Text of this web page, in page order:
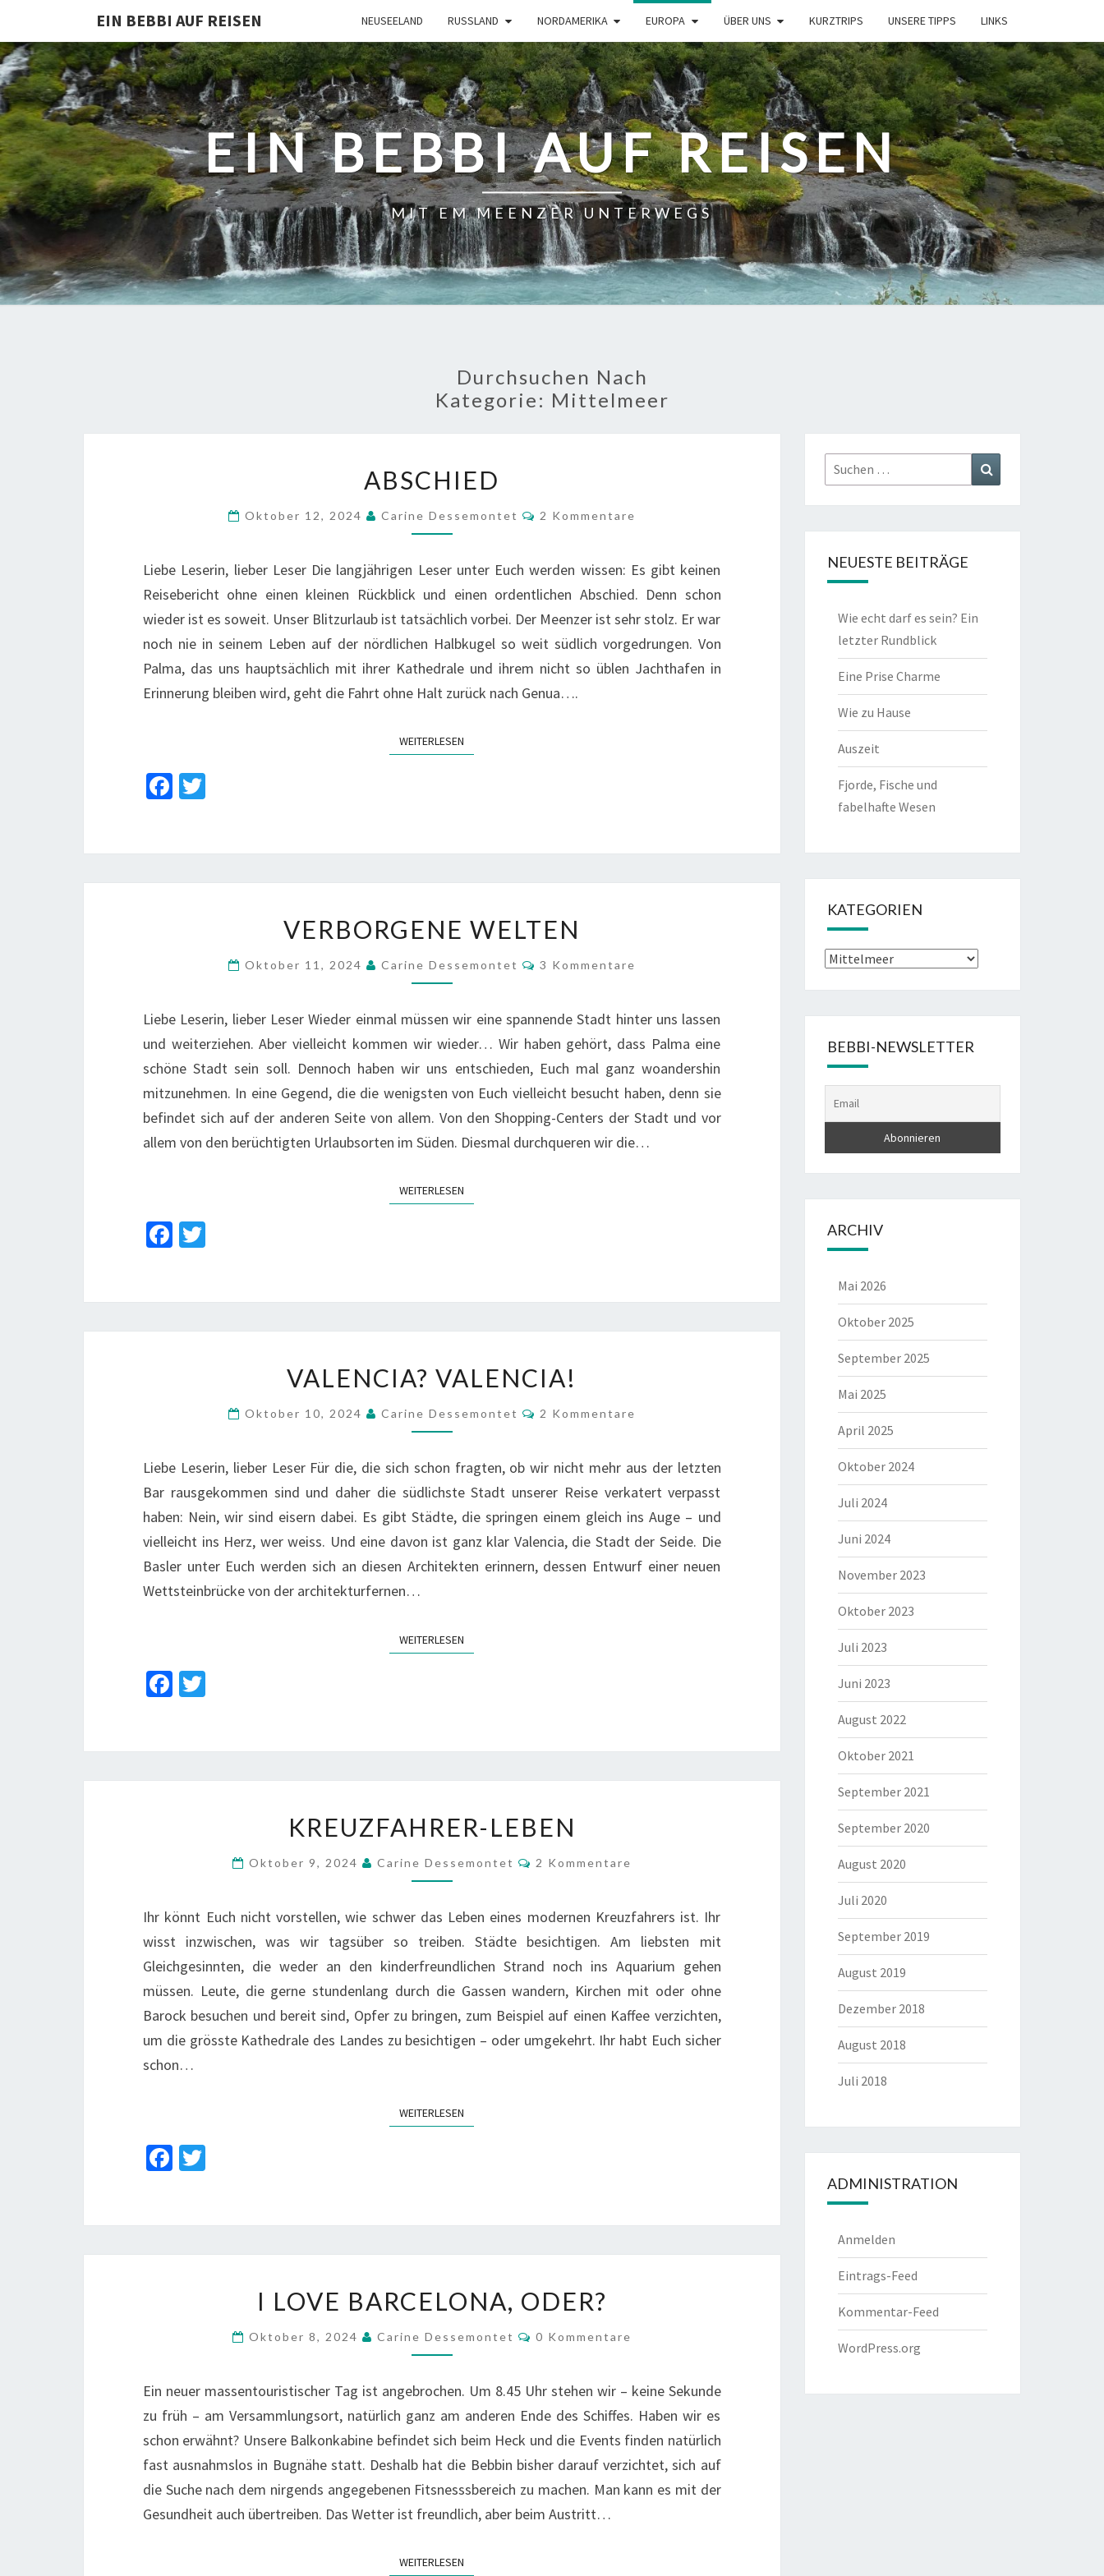
EIN BEBBI AUF REISEN NEUSEELAND RUSSLAND NORDAMERIKA EUROPA ÜBER UNS KURZTRIPS UNSERE TIPPS LINKS
EIN BEBBI AUF REISEN
MIT EM MEENZER UNTERWEGS
Durchsuchen Nach
Kategorie: Mittelmeer
ABSCHIED
Oktober 12, 2024 Carine Dessemontet Kommentare
2 Kommentare
Liebe Leserin, lieber Leser Die langjährigen Leser unter Euch werden wissen: Es gibt keinen
Reisebericht ohne einen kleinen Rückblick und einen ordentlichen Abschied. Denn schon
wieder ist es soweit. Unser Blitzurlaub ist tatsächlich vorbei. Der Meenzer ist sehr stolz. Er war
noch nie in seinem Leben auf der nördlichen Halbkugel so weit südlich vorgedrungen. Von
Palma, das uns hauptsächlich mit ihrer Kathedrale und ihrem nicht so üblen Jachthafen in
Erinnerung bleiben wird, geht die Fahrt ohne Halt zurück nach Genua….
WEITERLESEN
Fa
o
o
er
WELTEN
VERBORGENE WELTEN
Oktober 11, 2024 Carine Dessemontet Kommentare
3 Kommentare
Liebe Leserin, lieber Leser Wieder einmal müssen wir eine spannende Stadt hinter uns lassen
und weiterziehen. Aber vielleicht kommen wir wieder… Wir haben gehört, dass Palma eine
schöne Stadt sein soll. Dennoch haben wir uns entschieden, Euch mal ganz woandershin
mitzunehmen. In eine Gegend, die die wenigsten von Euch vielleicht besucht haben, denn sie
befindet sich auf der anderen Seite von allem. Von den Shopping-Centers der Stadt und vor
allem von den berüchtigten Urlaubsorten im Süden. Diesmal durchqueren wir die…
WEITERLESEN
Fa
o
VALENCIA!
VALENCIA? VALENCIA!
Oktober 10, 2024 Carine Dessemontet Kommentare
2 Kommentare
Liebe Leserin, lieber Leser Für die, die sich schon fragten, ob wir nicht mehr aus der letzten
Bar rausgekommen sind und daher die südlichste Stadt unserer Reise verkatert verpasst
haben: Nein, wir sind eisern dabei. Es gibt Städte, die springen einem gleich ins Auge – und
vielleicht ins Herz, wer weiss. Und eine davon ist ganz klar Valencia, die Stadt der Seide. Die
Basler unter Euch werden sich an diesen Architekten erinnern, dessen Entwurf einer neuen
Wettsteinbrücke von der architekturfernen…
WEITERLESEN
Fa
o
LEBEN
KREUZFAHRER-LEBEN
Oktober 9, 2024 Carine Dessemontet Kommentare
2 Kommentare
Ihr könnt Euch nicht vorstellen, wie schwer das Leben eines modernen Kreuzfahrers ist. Ihr
wisst inzwischen, was wir tagsüber so treiben. Städte besichtigen. Am liebsten mit
Gleichgesinnten, die weder an den kinderfreundlichen Strand noch ins Aquarium gehen
müssen. Leute, die gerne stundenlang durch die Gassen wandern, Kirchen mit oder ohne
Barock besuchen und bereit sind, Opfer zu bringen, zum Beispiel auf einen Kaffee verzichten,
um die grösste Kathedrale des Landes zu besichtigen – oder umgekehrt. Ihr habt Euch sicher
schon…
WEITERLESEN
Fa
o
o
er
LOVE
BARCELONA,
ODER?
I LOVE BARCELONA, ODER?
Oktober 8, 2024 Carine Dessemontet Kommentare
0 Kommentare
Ein neuer massentouristischer Tag ist angebrochen. Um 8.45 Uhr stehen wir – keine Sekunde
zu früh – am Versammlungsort, natürlich ganz am anderen Ende des Schiffes. Haben wir es
schon erwähnt? Unsere Balkonkabine befindet sich beim Heck und die Events finden natürlich
fast ausnahmslos in Bugnähe statt. Deshalb hat die Bebbin bisher darauf verzichtet, sich auf
die Suche nach dem nirgends angegebenen Fitsnesssbereich zu machen. Man kann es mit der
Gesundheit auch übertreiben. Das Wetter ist freundlich, aber beim Austritt…
WEITERLESEN
Suchen
nach:
NEUESTE BEITRÄGE
Wie echt darf es sein? Ein
letzter Rundblick
Eine Prise Charme
Wie zu Hause
Auszeit
Fjorde, Fische und
fabelhafte Wesen
KATEGORIEN
Kategorien
BEBBI-NEWSLETTER
ARCHIV
Mai 2026
Oktober 2025
September 2025
Mai 2025
April 2025
Oktober 2024
Juli 2024
Juni 2024
November 2023
Oktober 2023
Juli 2023
Juni 2023
August 2022
Oktober 2021
September 2021
September 2020
August 2020
Juli 2020
September 2019
August 2019
Dezember 2018
August 2018
Juli 2018
ADMINISTRATION
Anmelden
Eintrags-Feed
Kommentar-Feed
WordPress.org